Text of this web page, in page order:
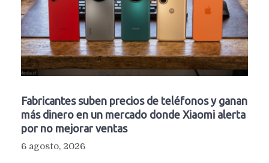
Fabricantes suben precios de teléfonos y ganan
más dinero en un mercado donde Xiaomi alerta
por no mejorar ventas
6 agosto, 2026